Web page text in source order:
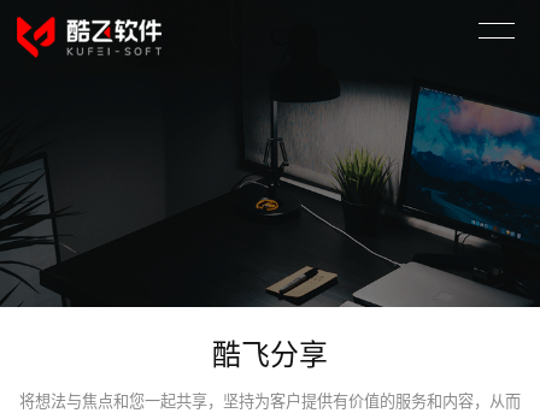
酷飞分享
将想法与焦点和您一起共享，坚持为客户提供有价值的服务和内容，从而